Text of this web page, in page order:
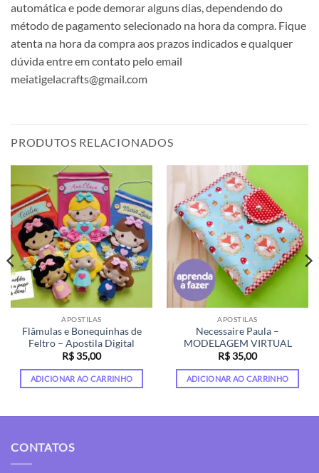
automática e pode demorar alguns dias, dependendo do
método de pagamento selecionado na hora da compra. Fique
atenta na hora da compra aos prazos indicados e qualquer
dúvida entre em contato pelo email
meiatigelacrafts@gmail.com
PRODUTOS RELACIONADOS
APOSTILAS
Flâmulas e Bonequinhas de
Feltro – Apostila Digital
R$35,00
ADICIONAR AO CARRINHO
APOSTILAS
Necessaire Paula –
MODELAGEM VIRTUAL
R$35,00
ADICIONAR AO CARRINHO
CONTATOS